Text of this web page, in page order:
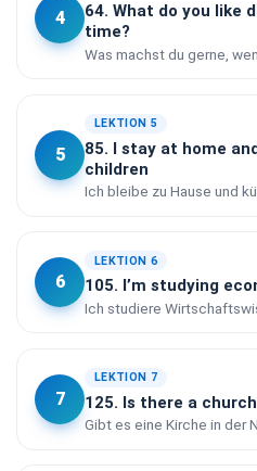
4
64. What do you like
time?
Was machst du gerne,
5
LEKTION 5
85. I stay at home
children
Ich bleibe zu Hause und
6
LEKTION 6
105. I’m studying
Ich studiere
7
LEKTION 7
125. Is there a
Gibt es eine Kirche in der